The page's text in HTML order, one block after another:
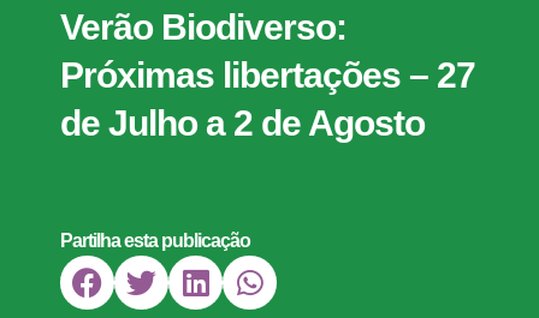
Verão Biodiverso:
Próximas libertações – 27
de Julho a 2 de Agosto
Partilha esta publicação